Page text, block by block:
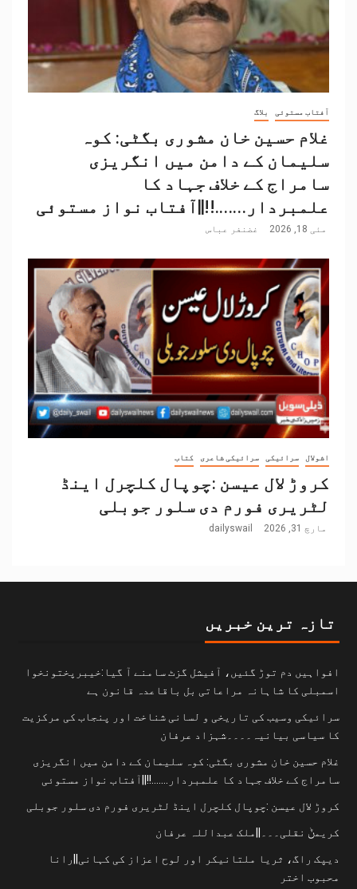
آفتاب مستوئی بلاگ
غلام حسین خان مشوری بگٹی: کوہ
سلیمان کے دامن میں انگریزی
سامراج کے خلاف جہاد کا
علمبردار…….!!||آفتاب نواز مستوئی
مئی 18, 2026 غضنفر عباس
اشولال سرائیکی سرائیکی شاعری کتاب
کروڑ لال عیسن :چوپال کلچرل اینڈ
لٹریری فورم دی سلور جوبلی
مارچ 31, 2026 dailyswail
تازہ ترین خبریں
افواہیں دم توڑ گئیں، آفیشل گزٹ سامنے آ گیا:خیبرپختونخوا
اسمبلی کا شاہانہ مراعاتی بل باقاعدہ قانون ہے
سرائیکی وسیب کی تاریخی و لسانی شناخت اور پنجاب کی مرکزیت
کا سیاسی بیانیہ۔۔۔۔شہزاد عرفان
غلام حسین خان مشوری بگٹی: کوہ سلیمان کے دامن میں انگریزی
سامراج کے خلاف جہاد کا علمبردار…….!!||آفتاب نواز مستوئی
کروڑ لال عیسن :چوپال کلچرل اینڈ لٹریری فورم دی سلور جوبلی
کریمݨ نقلی۔۔۔||ملک عبداللہ عرفان
دیپک راگ، ثریا ملتانیکر اور لوح اعزاز کی کہانی||رانا
محبوب اختر